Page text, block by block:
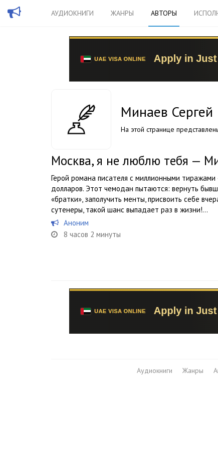
АУДИОКНИГИ ЖАНРЫ АВТОРЫ
Минаев Сергей
На этой странице
Москва, я не люблю тебя —
Герой романа писателя с миллионными
долларов. Этот чемодан пытаются: вернуть
«братки», заполучить менты, присвоить себе
сутенеры, такой шанс выпадает раз в жизни!...
Аноним
8 часов 2 минуты
Аудиокниги Жанры